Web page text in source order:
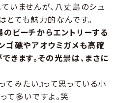
いませんが、八丈島のシュ
とても魅力的なんです。
ビーチからエントリーする
ゴ礁やアオウミガメも高確
きます。その光景は、まさに
てみたい』って思っている小
て多いですよ。笑